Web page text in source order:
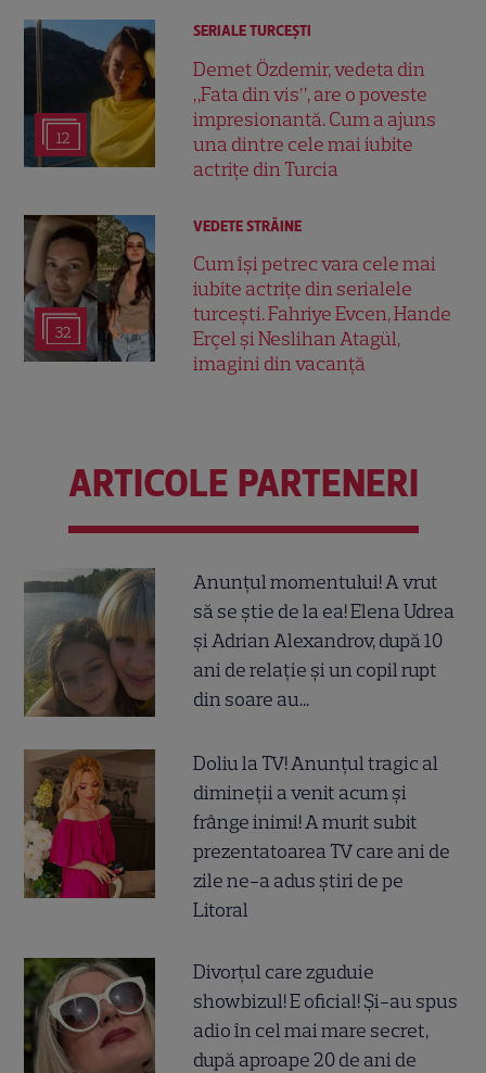
12
SERIALE TURCEŞTI
Demet Özdemir, vedeta din
„Fata din vis”, are o poveste
impresionantă. Cum a ajuns
una dintre cele mai iubite
actrițe din Turcia
32
VEDETE STRĂINE
Cum își petrec vara cele mai
iubite actrițe din serialele
turcești. Fahriye Evcen, Hande
Erçel și Neslihan Atagül,
imagini din vacanță
ARTICOLE PARTENERI
Anunțul momentului! A vrut
să se știe de la ea! Elena Udrea
și Adrian Alexandrov, după 10
ani de relație și un copil rupt
din soare au...
Doliu la TV! Anunțul tragic al
dimineții a venit acum și
frânge inimi! A murit subit
prezentatoarea TV care ani de
zile ne-a adus știri de pe
Litoral
Divorțul care zguduie
showbizul! E oficial! Și-au spus
adio în cel mai mare secret,
după aproape 20 de ani de